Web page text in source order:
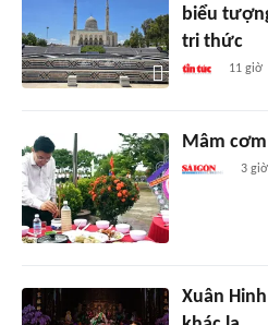
biểu
tri thức
11 giờ
Mâm
3 giờ
Xuân